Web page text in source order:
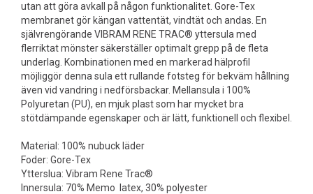
utan att göra avkall på någon funktionalitet. Gore-Tex
membranet gör kängan vattentät, vindtät och andas. En
självrengörande VIBRAM RENE TRAC® yttersula med
flerriktat mönster säkerställer optimalt grepp på de fleta
underlag. Kombinationen med en markerad hälprofil
möjliggör denna sula ett rullande fotsteg för bekväm hållning
även vid vandring i nedförsbackar. Mellansula i 100%
Polyuretan (PU), en mjuk plast som har mycket bra
stötdämpande egenskaper och är lätt, funktionell och flexibel.
Material: 100% nubuck läder
Foder: Gore-Tex
Ytterslua: Vibram Rene Trac®
Innersula: 70% Memo latex, 30% polyester